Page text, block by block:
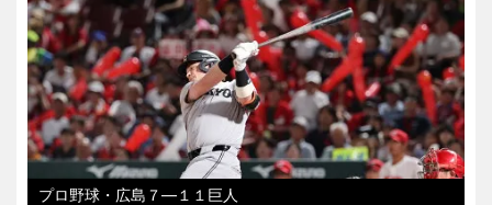
プロ野球・広島７―１１巨人